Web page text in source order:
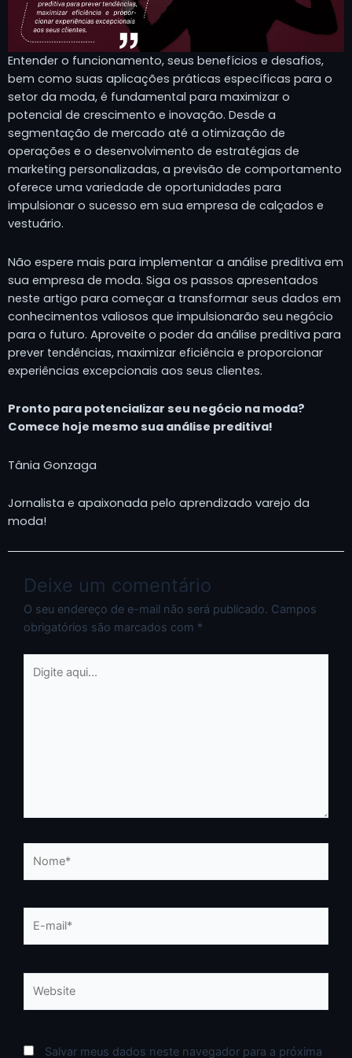
Entender o funcionamento, seus benefícios e desafios,
bem como suas aplicações práticas específicas para o
setor da moda, é fundamental para maximizar o
potencial de crescimento e inovação. Desde a
segmentação de mercado até a otimização de
operações e o desenvolvimento de estratégias de
marketing personalizadas, a previsão de comportamento
oferece uma variedade de oportunidades para
impulsionar o sucesso em sua empresa de calçados e
vestuário.
Não espere mais para implementar a análise preditiva em
sua empresa de moda. Siga os passos apresentados
neste artigo para começar a transformar seus dados em
conhecimentos valiosos que impulsionarão seu negócio
para o futuro. Aproveite o poder da análise preditiva para
prever tendências, maximizar eficiência e proporcionar
experiências excepcionais aos seus clientes.
Pronto para potencializar seu negócio na moda?
Comece hoje mesmosua análise preditiva!
Tânia Gonzaga
Jornalista e apaixonada pelo aprendizado varejo da
moda!
Deixe um comentário
O seu endereço de e-mail não será publicado. Campos
obrigatórios são marcados com *
aqui...
mail*
Salvar meus dados neste navegador para a próxima